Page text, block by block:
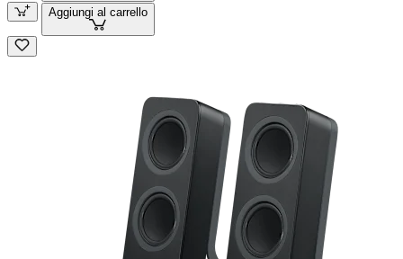
Aggiungi al carrello